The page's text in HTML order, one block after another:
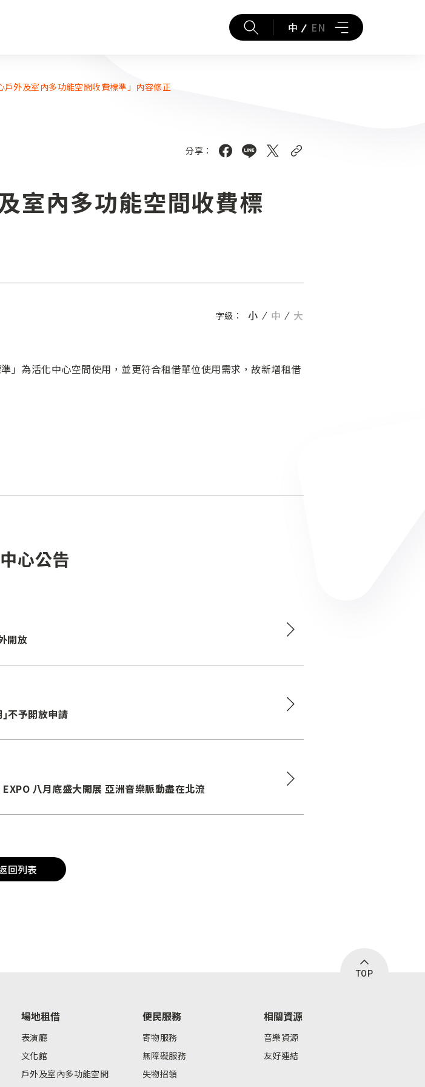
中 EN
戶外及室內多功能空間收費標準」內容修正
分享：
室內多功能空間收費標
字級： 小 中 大
」為活化中心空間使用，並更符合租借單位使用需求，故新增租借
心公告
開放
不予開放申請
八月底盛大開展 亞洲音樂脈動盡在北流
回列表
TOP
場地租借
表演廳
文化館
戶外及室內多功能空間
便民服務
寄物服務
無障礙服務
失物招領
相關資源
音樂資源
友好連結